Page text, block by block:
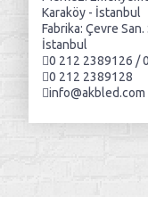
Karaköy - İstanbul
Fabrika: Çevre
İstanbul
0 212 2389126 /
0 212 2389128
info@akbled.com